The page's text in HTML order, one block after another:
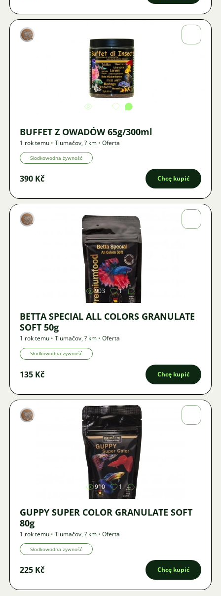
Zdjęcie
BUFFET Z OWADÓW 65g/300ml
1 rok temu • Tlumačov,? km • Oferta
Słodkowodna żywność
390 Kč Chcę kupić
Zdjęcie
903 1
BETTA SPECIAL ALL COLORS GRANULATE
SOFT 50g
1 rok temu • Tlumačov,? km • Oferta
Słodkowodna żywność
135 Kč Chcę kupić
Zdjęcie
910 1
GUPPY SUPER COLOR GRANULATE SOFT
80g
1 rok temu • Tlumačov,? km • Oferta
Słodkowodna żywność
225 Kč Chcę kupić